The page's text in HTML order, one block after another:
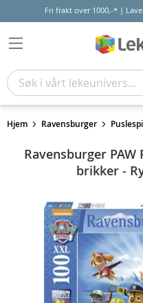
Fri frakt over 1000,-* |
Hjem Ravensburger
Ravensburger
brikker -